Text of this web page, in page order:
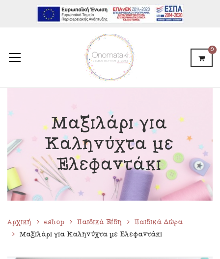
0
Μαξιλάρι για
Καληνύχτα με
Ελεφαντάκι
Αρχική eshop Παιδικά Είδη
Παιδικά Δώρα
Μαξιλάρι για Καληνύχτα με Ελεφαντάκι